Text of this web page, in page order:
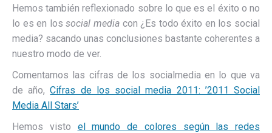
Hemos también reflexionado sobre lo que es el éxito o no
lo es en lossocial mediacon ¿Es todo éxito en los social
media? sacando unas conclusiones bastante coherentes a
nuestro modo de ver.
Comentamos las cifras de los socialmedia en lo que va
de año,Cifras de los social media 2011: ’2011 Social
Media All Stars’
Hemos visto el mundo de colores según las redes